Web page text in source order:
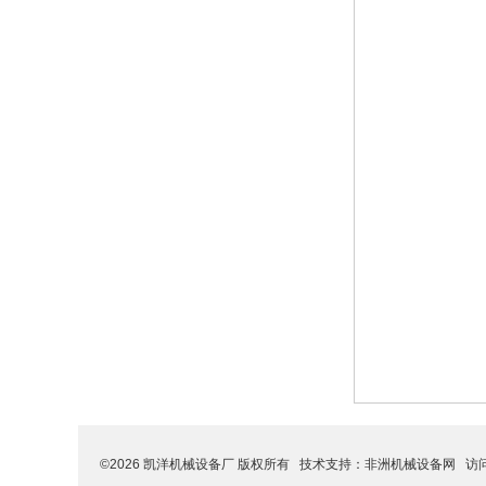
©2026 凯洋机械设备厂 版权所有 技术支持： 非洲机械设备网 访